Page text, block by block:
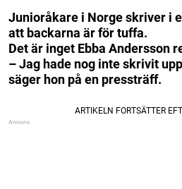
Junioråkare i Norge skriver i
att backarna är för tuffa.
Det är inget Ebba Andersson
– Jag hade nog inte skrivit
säger hon på en pressträff.